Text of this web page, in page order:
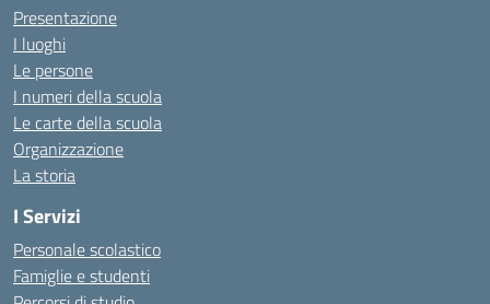
Presentazione
I luoghi
Le persone
I numeri della scuola
Le carte della scuola
Organizzazione
La storia
I Servizi
Personale scolastico
Famiglie e studenti